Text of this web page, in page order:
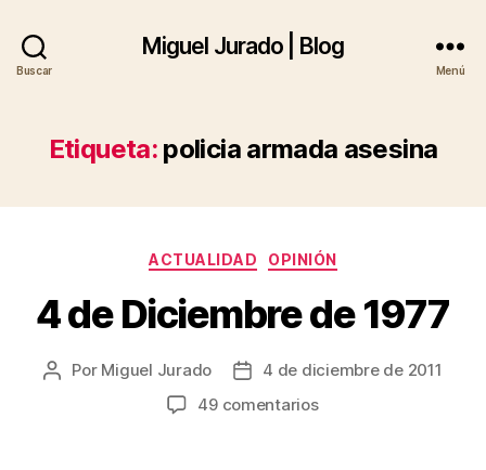
Buscar
Miguel Jurado | Blog
Menú
Etiqueta: policia armada asesina
Categorías
ACTUALIDAD OPINIÓN
4 de Diciembre de 1977
Autor
Por Miguel Jurado
Fecha4 de diciembre de 2011
49 comentariosen